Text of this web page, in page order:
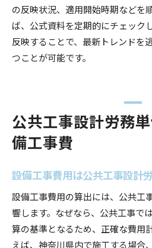
令和6年度職人単価表の
公共工事設計労務単価
設備工事費用見積もり
職人単価表を活かした費
設備工事コスト最適化
用術
神奈川県労務単価最新
公共工事設計労務単価
設備工事費用削減に役
職人単価表と労務単価
る
令和7年度の設備工事費
の反映状況、適用開始時期などを
ば、公式資料を定期的にチェック
反映することで、最新トレンドを
つことが可能です。
公共工事設計労務
備工事費
設備工事費用は公共工事設計
設備工事費用の算出には、公共工
響します。なぜなら、公共工事で
算の基準となるため、正確な費用
えば、神奈川県内で施工する場合